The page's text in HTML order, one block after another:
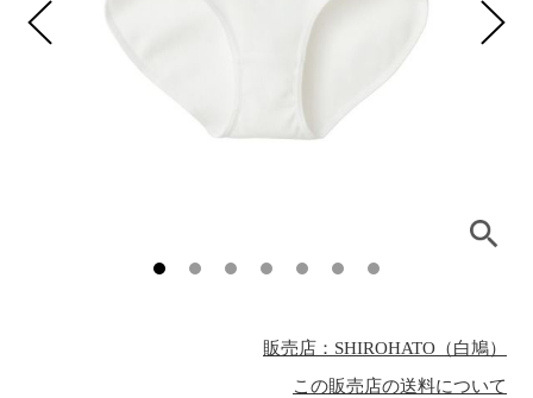
販売店：SHIROHATO（白鳩）
この販売店の送料について